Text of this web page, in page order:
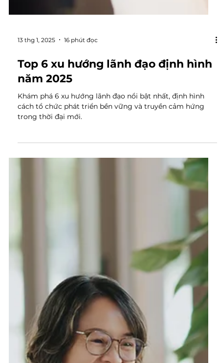
13 thg 1, 2025 16 phút đọc
Top 6 xu hướng lãnh đạo định hình
năm 2025
Khám phá 6 xu hướng lãnh đạo nổi bật nhất, định hình